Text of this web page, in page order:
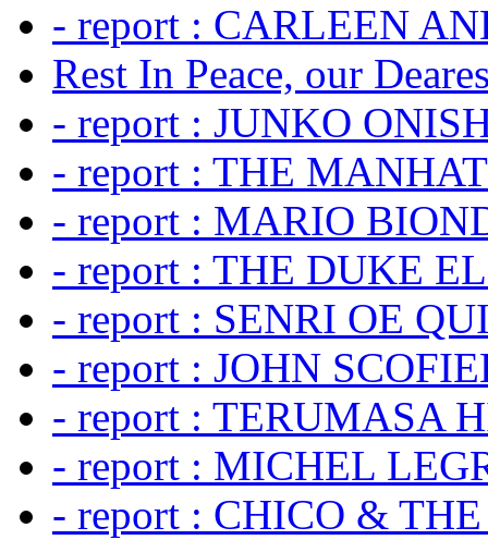
- report : CARLEEN
Rest In Peace, our
- report : JUNKO
- report : THE
- report : MARIO
- report : THE DUKE
- report : SENRI OE
- report : JOHN
- report : TERUMASA
- report : MICHEL
- report : CHICO &